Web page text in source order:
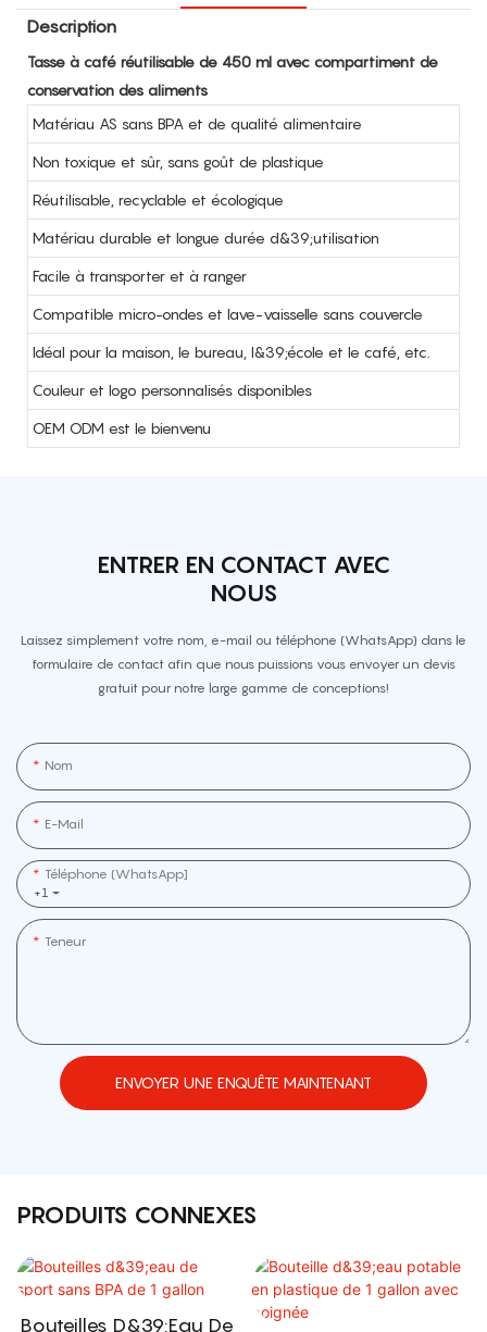
Description
Tasse à café réutilisable de 450 ml avec compartiment de
conservation des aliments
Matériau AS sans BPA et de qualité alimentaire
Non toxique et sûr, sans goût de plastique
Réutilisable, recyclable et écologique
Matériau durable et longue durée d&39;utilisation
Facile à transporter et à ranger
Compatible micro-ondes et lave-vaisselle sans couvercle
Idéal pour la maison, le bureau, l&39;école et le café, etc.
Couleur et logo personnalisés disponibles
OEM ODM est le bienvenu
ENTRER EN CONTACT AVEC
NOUS
Laissez simplement votre nom, e-mail ou téléphone (WhatsApp) dans le
formulaire de contact afin que nous puissions vous envoyer un devis
gratuit pour notre large gamme de conceptions!
Nom
E-Mail
+1
Téléphone (WhatsApp]
Teneur
ENVOYER UNE ENQUÊTE MAINTENANT
PRODUITS CONNEXES
Bouteilles D&39;eau De